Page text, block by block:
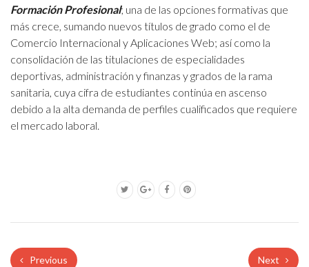
Formación Profesional; una de las opciones formativas que
más crece, sumando nuevos títulos de grado como el de
Comercio Internacional y Aplicaciones Web; así como la
consolidación de las titulaciones de especialidades
deportivas, administración y finanzas y grados de la rama
sanitaria, cuya cifra de estudiantes continúa en ascenso
debido a la alta demanda de perfiles cualificados que requiere
el mercado laboral.
Previous Next